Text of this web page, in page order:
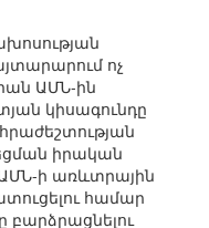
ոչ
ԱՄՆ-ին
կիսագունդը
իրական
ի առևտրային
համար
բարձրացնելու